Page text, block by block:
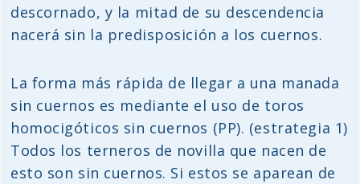
descornado, y la mitad de su descendencia
nacerá sin la predisposición a los cuernos.
La forma más rápida de llegar a una manada
sin cuernos es mediante el uso de toros
homocigóticos sin cuernos (PP). (estrategia 1)
Todos los terneros de novilla que nacen de
esto son sin cuernos. Si estos se aparean de